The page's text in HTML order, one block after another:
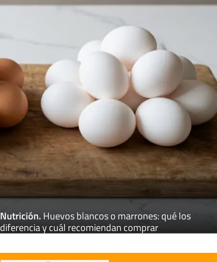
Nutrición.Huevos blancos o marrones: qué los
diferencia y cuál recomiendan comprar